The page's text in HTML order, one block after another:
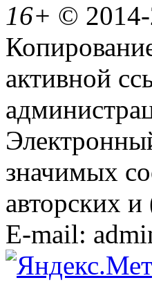
16+ © 2014-
активной
значимых
авторских
E-mail: